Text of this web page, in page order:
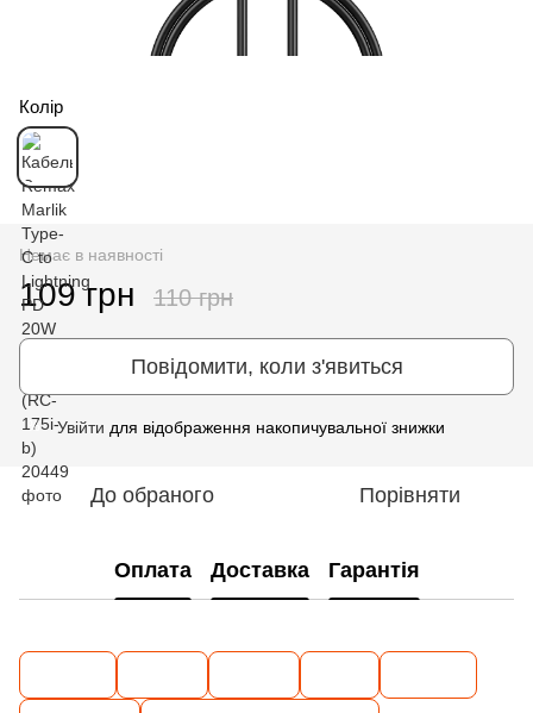
Колір
Немає в наявності
109 грн 110 грн
Повідомити, коли з'явиться
% Увійти для відображення накопичувальної знижки
До обраного Порівняти
Оплата Доставка Гарантія